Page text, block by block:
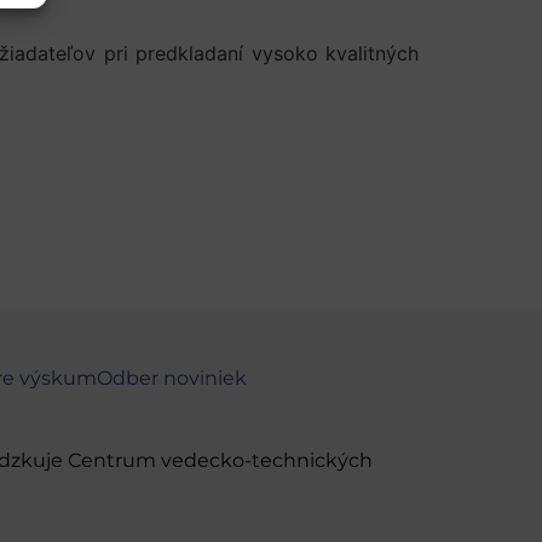
pri predkladaní vysoko kvalitných
výskumOdber noviniek
Centrum vedecko-technických